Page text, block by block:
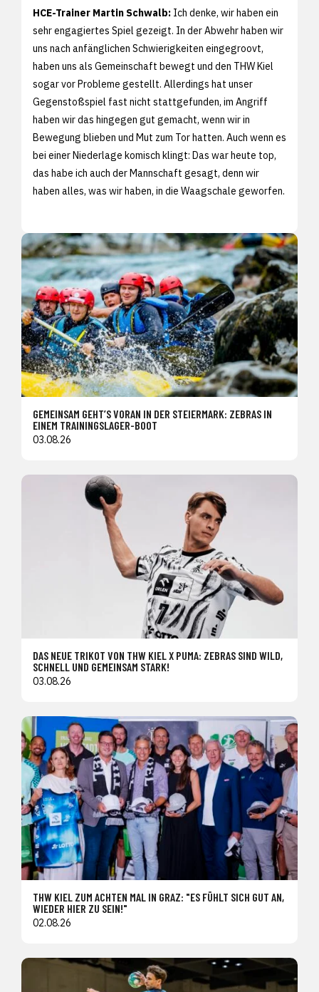
HCE-Trainer Martin Schwalb: Ich denke, wir haben ein
sehr engagiertes Spiel gezeigt. In der Abwehr haben wir
uns nach anfänglichen Schwierigkeiten eingegroovt,
haben uns als Gemeinschaft bewegt und den THW Kiel
sogar vor Probleme gestellt. Allerdings hat unser
Gegenstoßspiel fast nicht stattgefunden, im Angriff
haben wir das hingegen gut gemacht, wenn wir in
Bewegung blieben und Mut zum Tor hatten. Auch wenn es
bei einer Niederlage komisch klingt: Das war heute top,
das habe ich auch der Mannschaft gesagt, denn wir
haben alles, was wir haben, in die Waagschale geworfen.
GEMEINSAM GEHT’S VORAN IN DER STEIERMARK: ZEBRAS IN
EINEM TRAININGSLAGER-BOOT
03.08.26
DAS NEUE TRIKOT VON THW KIEL X PUMA: ZEBRAS SIND WILD,
SCHNELL UND GEMEINSAM STARK!
03.08.26
THW KIEL ZUM ACHTEN MAL IN GRAZ: "ES FÜHLT SICH GUT AN,
WIEDER HIER ZU SEIN!"
02.08.26